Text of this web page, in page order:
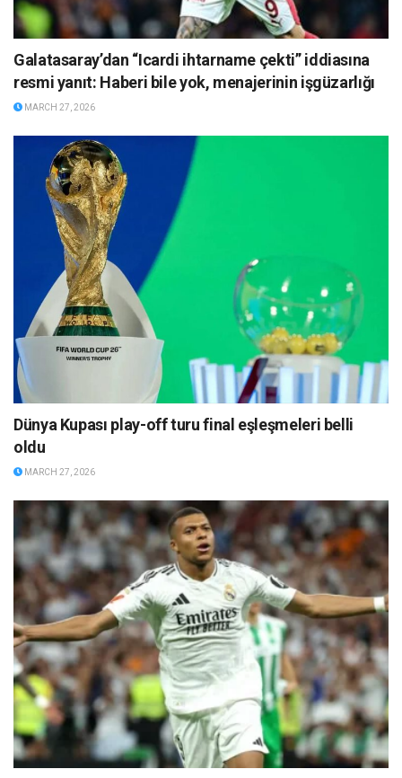
Galatasaray’dan “Icardi ihtarname çekti” iddiasına
resmi yanıt: Haberi bile yok, menajerinin işgüzarlığı
MARCH 27, 2026
Dünya Kupası play-off turu final eşleşmeleri belli
oldu
MARCH 27, 2026